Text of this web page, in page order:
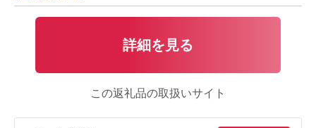
詳細を見る
この返礼品の取扱いサイト